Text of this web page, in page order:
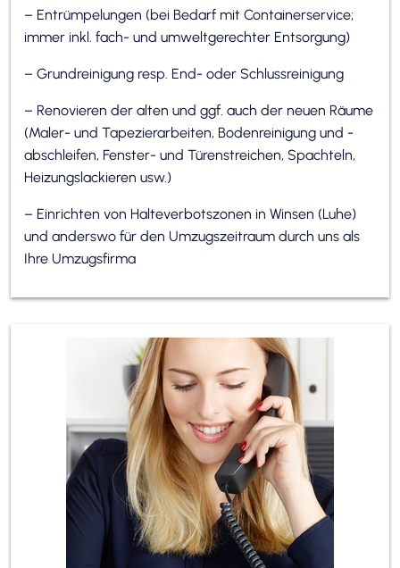
– Entrümpelungen (bei Bedarf mit Containerservice;
immer inkl. fach- und umweltgerechter Entsorgung)
– Grundreinigung resp. End- oder Schlussreinigung
– Renovieren der alten und ggf. auch der neuen Räume
(Maler- und Tapezierarbeiten, Bodenreinigung und -
abschleifen, Fenster- und Türenstreichen, Spachteln,
Heizungslackieren usw.)
– Einrichten von Halteverbotszonen in Winsen (Luhe)
und anderswo für den Umzugszeitraum durch uns als
Ihre Umzugsfirma